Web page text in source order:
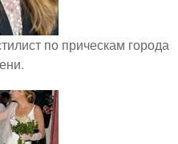
по прическам города